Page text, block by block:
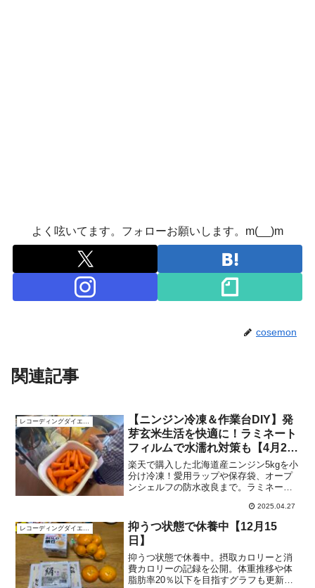
よく呟いてます。フォローお願いします。m(__)m
cosemon
関連記事
【ニンジン冷凍＆作業台DIY】発
芽玄米生活を快適に！ラミネート
フィルムで水濡れ対策も【4月27
日】
楽天で購入した北海道産ニンジン5kgを小
分け冷凍！愛用ラップや保存袋、オープ
ンシェルフの防水改良まで。ラミネート
介。暮らしを快適にするリアルな実践記
録です！
2025.04.27
レコーディングダイエット
抑うつ状態で休養中【12月15
日】
抑うつ状態で休養中。摂取カロリーと消
費カロリーの記録を公開。体重推移や体
脂肪率20％以下を目指すグラフも更新し